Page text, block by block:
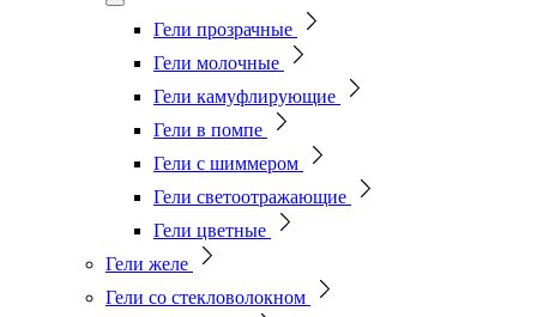
Гели прозрачные
Гели молочные
Гели камуфлирующие
Гели в помпе
Гели с шиммером
Гели светоотражающие
Гели цветные
Гели желе
Гели со стекловолокном